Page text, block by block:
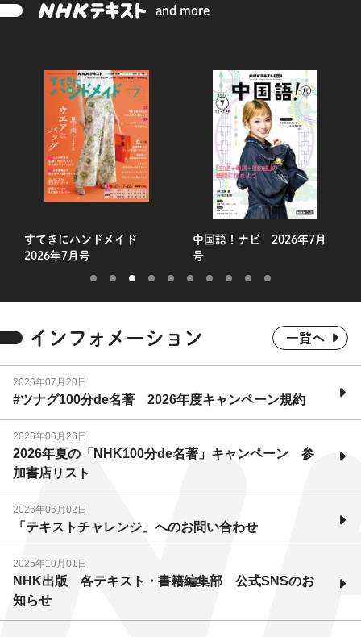
and more
すてきにハンドメイド
2026年7月号
中国語！ナビ 2026年7月
インフォメーション 一覧へ
2026年07月20日
#ツナグ100分de名著 2026年度キャンペーン規約
2026年06月26日
2026年夏の「NHK100分de名著」キャンペーン 参
加書店リスト
2026年06月02日
「テキストチャレンジ」へのお問い合わせ
2025年10月01日
NHK出版 各テキスト・書籍編集部 公式SNSのお
知らせ